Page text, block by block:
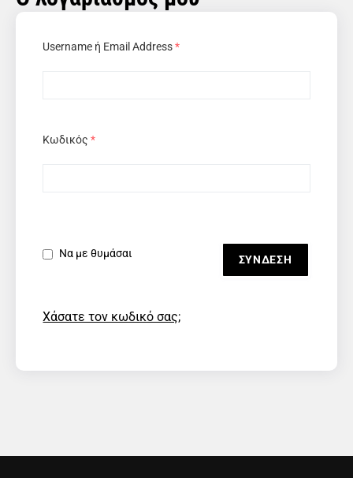
Username ή Email Address*
Κωδικός*
Να με θυμάσαι
Χάσατε τον κωδικό σας;